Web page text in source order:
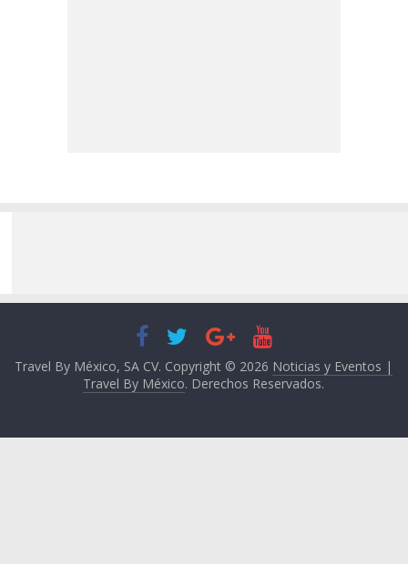
Travel By México, SA CV. Copyright © 2026 Noticias y Eventos |
Travel By México. Derechos Reservados.